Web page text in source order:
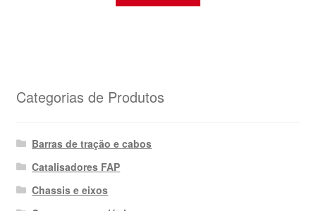
Categorias de Produtos
Barras de tração e cabos
Catalisadores FAP
Chassis e eixos